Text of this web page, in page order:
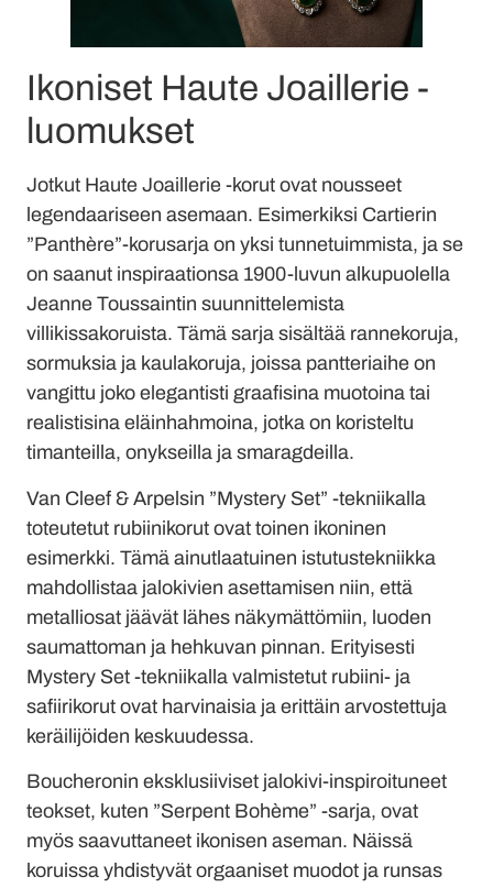
Ikoniset Haute Joaillerie -
luomukset
Jotkut Haute Joaillerie -korut ovat nousseet
legendaariseen asemaan. Esimerkiksi Cartierin
”Panthère”-korusarja on yksi tunnetuimmista, ja se
on saanut inspiraationsa 1900-luvun alkupuolella
Jeanne Toussaintin suunnittelemista
villikissakoruista. Tämä sarja sisältää rannekoruja,
sormuksia ja kaulakoruja, joissa pantteriaihe on
vangittu joko elegantisti graafisina muotoina tai
realistisina eläinhahmoina, jotka on koristeltu
timanteilla, onykseilla ja smaragdeilla.
Van Cleef & Arpelsin ”Mystery Set” -tekniikalla
toteutetut rubiinikorut ovat toinen ikoninen
esimerkki. Tämä ainutlaatuinen istutustekniikka
mahdollistaa jalokivien asettamisen niin, että
metalliosat jäävät lähes näkymättömiin, luoden
saumattoman ja hehkuvan pinnan. Erityisesti
Mystery Set -tekniikalla valmistetut rubiini- ja
safiirikorut ovat harvinaisia ja erittäin arvostettuja
keräilijöiden keskuudessa.
Boucheronin eksklusiiviset jalokivi-inspiroituneet
teokset, kuten ”Serpent Bohème” -sarja, ovat
myös saavuttaneet ikonisen aseman. Näissä
koruissa yhdistyvät orgaaniset muodot ja runsas